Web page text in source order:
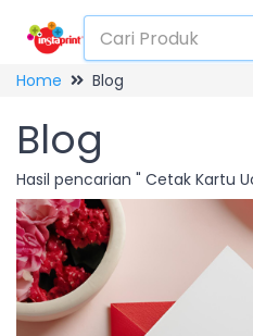
Home Blog
Blog
Hasil pencarian " Cetak Kartu